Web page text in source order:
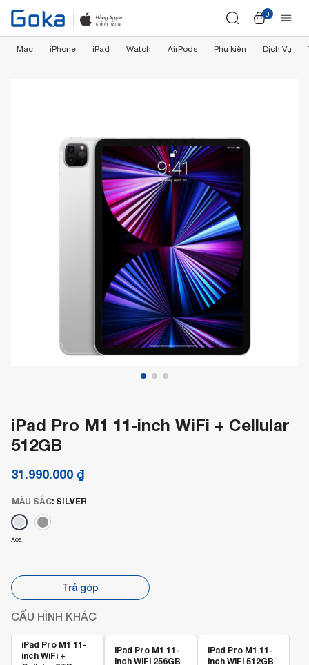
0
Mac iPhone iPad Watch AirPods Phụ kiện Dịch Vụ
iPad Pro M1 11-inch WiFi + Cellular
512GB
31.990.000 ₫
MÀU SẮC: SILVER
Xóa
Trả góp
CẤU HÌNH KHÁC
iPad Pro M1 11-
inch WiFi +
iPad Pro M1 11-
inch WiFi 256GB
iPad Pro M1 11-
inch WiFi 512GB